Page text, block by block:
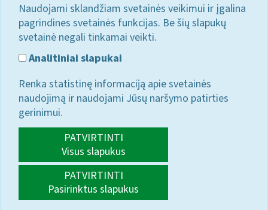
Naudojami sklandžiam svetainės veikimui ir įgalina
pagrindines svetainės funkcijas. Be šių slapukų
svetainė negali tinkamai veikti.
Analitiniai slapukai
Renka statistinę informaciją apie svetainės
naudojimą ir naudojami Jūsų naršymo patirties
gerinimui.
PATVIRTINTI
Visus slapukus
PATVIRTINTI
Pasirinktus slapukus